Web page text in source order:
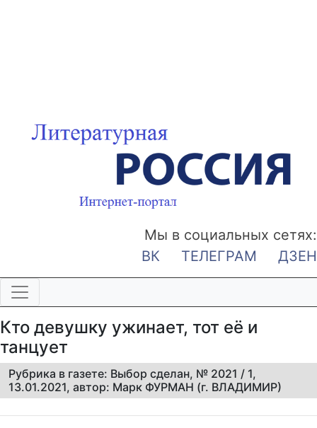
Мы в социальных сетях:
ВК
ТЕЛЕГРАМ ДЗЕН
Кто девушку ужинает, тот её и
танцует
Рубрика в газете: Выбор сделан, № 2021 / 1,
13.01.2021, автор: Марк ФУРМАН (г. ВЛАДИМИР)